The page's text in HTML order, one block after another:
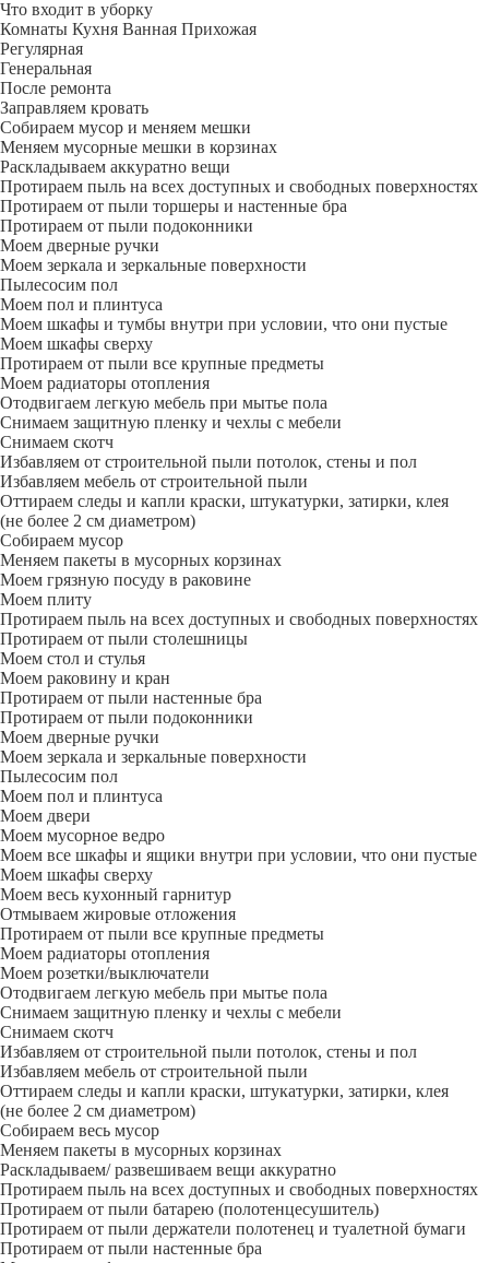
Что входит в уборку
Регу­лярная
Гене­ральная
После ремонта
Заправляем кровать
Собираем мусор и меняем мешки
Меняем мусорные мешки в корзинах
Раскладываем аккуратно вещи
Протираем пыль на всех доступных и свободных поверхностях
Протираем от пыли торшеры и настенные бра
Протираем от пыли подоконники
Моем дверные ручки
Моем зеркала и зеркальные поверхности
Пылесосим пол
Моем пол и плинтуса
Моем шкафы и тумбы внутри при условии, что они пустые
Моем шкафы сверху
Протираем от пыли все крупные предметы
Моем радиаторы отопления
Отодвигаем легкую мебель при мытье пола
Снимаем защитную пленку и чехлы с мебели
Снимаем скотч
Избавляем от строительной пыли потолок, стены и пол
Избавляем мебель от строительной пыли
Оттираем следы и капли краски, штукатурки, затирки, клея
(не более 2 см диаметром)
Собираем мусор
Меняем пакеты в мусорных корзинах
Моем грязную посуду в раковине
Моем плиту
Протираем пыль на всех доступных и свободных поверхностях
Протираем от пыли столешницы
Моем стол и стулья
Моем раковину и кран
Протираем от пыли настенные бра
Протираем от пыли подоконники
Моем дверные ручки
Моем зеркала и зеркальные поверхности
Пылесосим пол
Моем пол и плинтуса
Моем двери
Моем мусорное ведро
Моем все шкафы и ящики внутри при условии, что они пустые
Моем шкафы сверху
Моем весь кухонный гарнитур
Отмываем жировые отложения
Протираем от пыли все крупные предметы
Моем радиаторы отопления
Моем розетки/выключатели
Отодвигаем легкую мебель при мытье пола
Снимаем защитную пленку и чехлы с мебели
Снимаем скотч
Избавляем от строительной пыли потолок, стены и пол
Избавляем мебель от строительной пыли
Оттираем следы и капли краски, штукатурки, затирки, клея
(не более 2 см диаметром)
Собираем весь мусор
Меняем пакеты в мусорных корзинах
Раскладываем/ развешиваем вещи аккуратно
Протираем пыль на всех доступных и свободных поверхностях
Протираем от пыли батарею (полотенцесушитель)
Протираем от пыли держатели полотенец и туалетной бумаги
Протираем от пыли настенные бра